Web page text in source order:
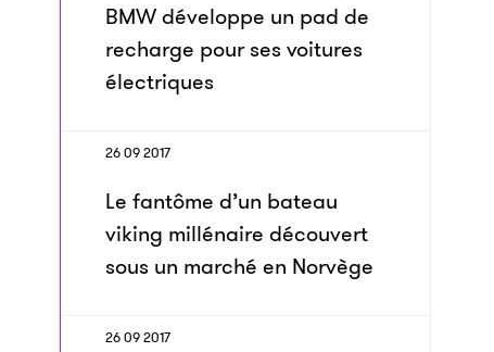
BMW développe un pad de
recharge pour ses voitures
électriques
26 09 2017
Le fantôme d’un bateau
viking millénaire découvert
sous un marché en Norvège
26 09 2017